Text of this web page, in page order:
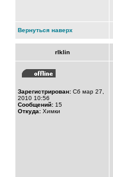
Вернуться наверх
rlklin
Зарегистрирован: Сб мар 27,
2010 10:56
Сообщений: 15
Откуда: Химки